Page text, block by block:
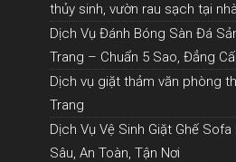
thủy sinh, vườn rau sạch tại
Dịch Vụ Đánh Bóng Sàn Đá
Trang – Chuẩn 5 Sao, Đẳng
Dịch vụ giặt thảm văn phòng
Trang
Dịch Vụ Vệ Sinh Giặt Ghế
Sâu, An Toàn, Tận Nơi